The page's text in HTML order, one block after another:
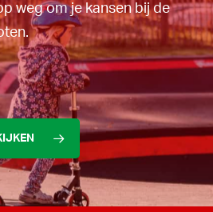
weg om je kansen bij de